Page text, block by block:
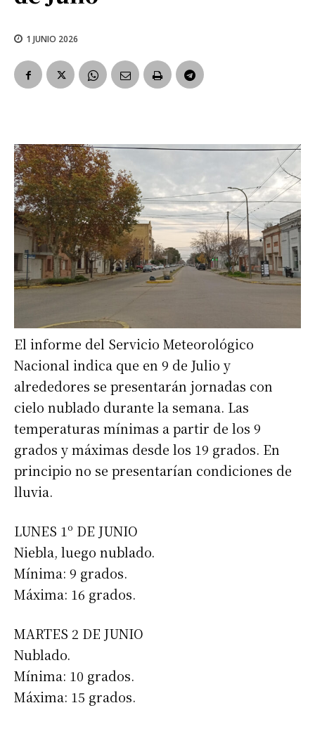
1 JUNIO 2026
El informe del Servicio Meteorológico
Nacional indica que en 9 de Julio y
alrededores se presentarán jornadas con
cielo nublado durante la semana. Las
temperaturas mínimas a partir de los 9
grados y máximas desde los 19 grados. En
principio no se presentarían condiciones de
lluvia.
LUNES 1º DE JUNIO
Niebla, luego nublado.
Mínima: 9 grados.
Máxima: 16 grados.
MARTES 2 DE JUNIO
Nublado.
Mínima: 10 grados.
Máxima: 15 grados.